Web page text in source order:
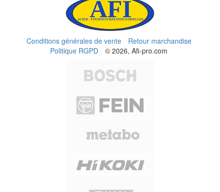
Conditions générales de vente
Retour marchandise
Politique RGPD
© 2026, Afi-pro.com